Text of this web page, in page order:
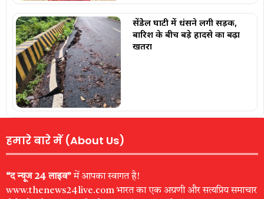
सेंडेेल घाटी में धंसने लगी सड़क,
बारिश के बीच बड़े हादसे का बढ़ा
खतरा
हमारे बारे में (About Us)
“द न्यूज 24 लाइव”में आपका स्वागत है!
www.thenews24live.com भारत का एक अग्रणी और सत्यप्रिय समाचार